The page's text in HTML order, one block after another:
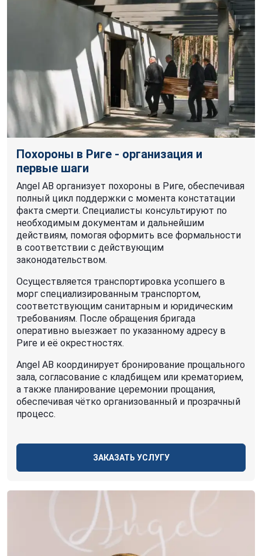
Похороны в Риге - организация и
первые шаги
Angel AB организует похороны в Риге, обеспечивая
полный цикл поддержки с момента констатации
факта смерти. Специалисты консультируют по
необходимым документам и дальнейшим
действиям, помогая оформить все формальности
в соответствии с действующим
законодательством.
Осуществляется транспортировка усопшего в
морг специализированным транспортом,
соответствующим санитарным и юридическим
требованиям. После обращения бригада
оперативно выезжает по указанному адресу в
Риге и её окрестностях.
Angel AB координирует бронирование прощального
зала, согласование с кладбищем или крематорием,
а также планирование церемонии прощания,
обеспечивая чётко организованный и прозрачный
процесс.
ЗАКАЗАТЬ УСЛУГУ